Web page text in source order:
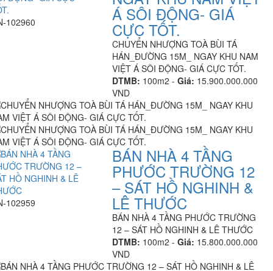
102960 Á SÔI ĐỘNG- GIÁ
CỰC TỐT.
CHUYỂN NHƯỢNG TOÀ BÙI TÁ
HÁN_ĐƯỜNG 15M_ NGAY KHU NAM
VIỆT Á SÔI ĐỘNG- GIÁ CỰC TỐT.
DTMB: 100m2 -Giá: 15.900.000.000
VND
102959
BÁN NHÀ 4 TẦNG
PHƯỚC TRƯỜNG 12
– SÁT HỒ NGHINH &
LÊ THƯỚC
BÁN NHÀ 4 TẦNG PHƯỚC TRƯỜNG
12 – SÁT HỒ NGHINH & LÊ THƯỚC
DTMB: 100m2 -Giá: 15.800.000.000
VND